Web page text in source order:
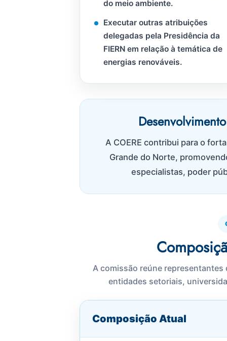
do meio ambiente.
Executar outras atribuições
delegadas pela Presidência da
FIERN em relação à temática de
energias renováveis.
A COERE contribui para o
Grande do Norte,
especialistas, poder
A comissão reúne
entidades setoriais,
Composição Atual